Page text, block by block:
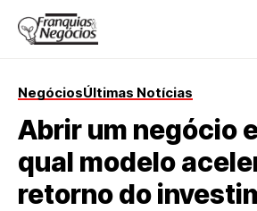
NegóciosÚltimas Notícias
Abrir um negócio
qual modelo
retorno do